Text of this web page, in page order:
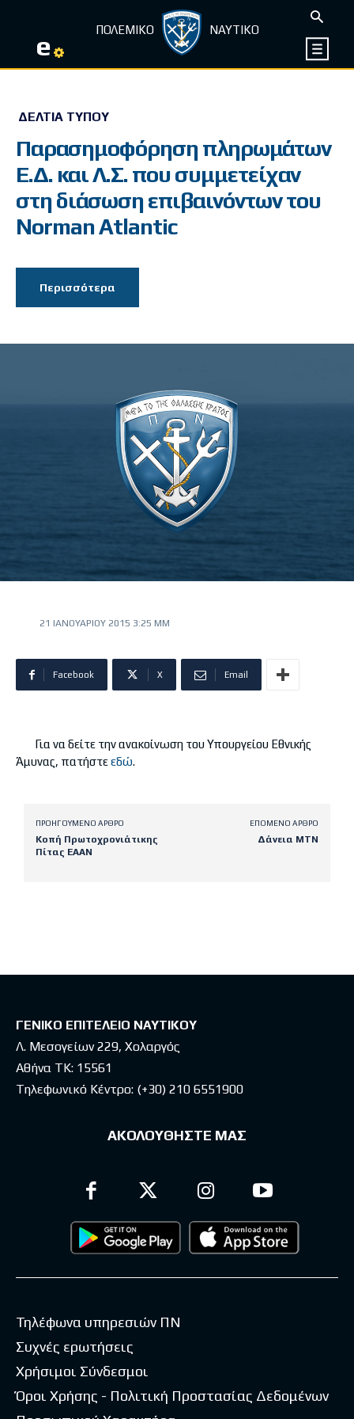
e ΠΟΛΕΜΙΚΟ ΝΑΥΤΙΚΟ
ΔΕΛΤΊΑ ΤΎΠΟΥ
Παρασημοφόρηση πληρωμάτων
Ε.Δ. και Λ.Σ. που συμμετείχαν
στη διάσωση επιβαινόντων του
Norman Atlantic
Περισσότερα
21 ΙΑΝΟΥΑΡΊΟΥ 2015 3:25 ΜΜ
Facebook X Email
Για να δείτε την ανακοίνωση του Υπουργείου Εθνικής
Άμυνας, πατήστεεδώ.
ΠΡΟΗΓΟΎΜΕΝΟ ΆΡΘΡΟ
Κοπή Πρωτοχρονιάτικης
Πίτας ΕΑΑΝ
ΕΠΌΜΕΝΟ ΆΡΘΡΟ
Δάνεια ΜΤΝ
ΓΕΝΙΚΟ ΕΠΙΤΕΛΕΙΟ ΝΑΥΤΙΚΟΥ
Λ. Μεσογείων 229, Χολαργός
Αθήνα ΤΚ: 15561
Τηλεφωνικό Κέντρο: (+30) 210 6551900
ΑΚΟΛΟΥΘΗΣΤΕ ΜΑΣ
Τηλέφωνα υπηρεσιών ΠΝ
Συχνές ερωτήσεις
Χρήσιμοι Σύνδεσμοι
Όροι Χρήσης - Πολιτική Προστασίας Δεδομένων